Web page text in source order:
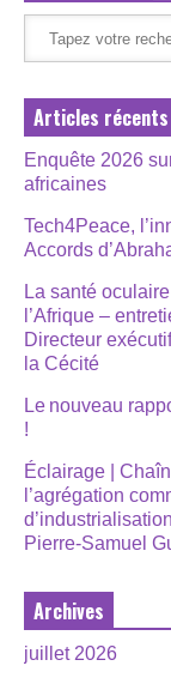
Articles récents
Enquête 2026
africaines
Tech4Peace,
Accords
La santé
l’Afrique –
Directeur
la Cécité
Le nouveau
!
Éclairage |
l’agrégation
Pierre-Samuel
Archives
juillet 2026